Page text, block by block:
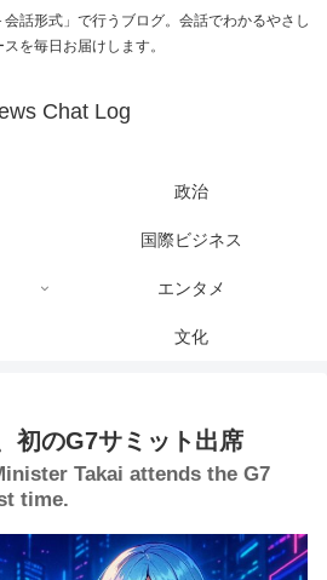
話形式」で行うブログ。会話でわかるやさし
を毎日お届けします。
Chat Log
政治
国際ビジネス
エンタメ
文化
初のG7サミット出席
Takai attends the G7
time.